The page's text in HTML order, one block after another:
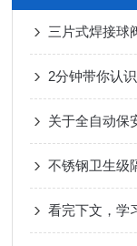
三片式焊接球
2分钟带你认
关于全自动保
看完下文，学